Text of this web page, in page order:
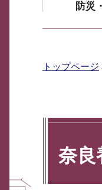
防災
トップページ
奈良